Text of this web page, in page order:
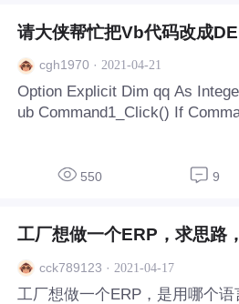
啊 问题是客户端的form创立显
如题的402错误
请大侠帮忙把Vb代码改成
cgh1970 · 2021-04-21
Option Explicit Dim qq As
ub Command1_Click() If
MSComm1.CommPort =
550 9
工厂想做一个ERP，求思路
cck789123 · 2021-04-17
工厂想做一个ERP，是用哪个语